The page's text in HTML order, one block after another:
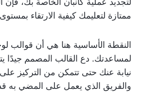
ممتازة لتعليمك كيفية الارتقاء
النقطة الأساسية هنا هي أن قوالب
لمساعدتك. دع القالب المصمم جيدًا
نيابة عنك حتى تتمكن من التركيز
والفريق الذي يعمل على المضي به